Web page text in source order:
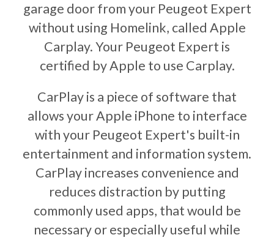
garage door from your Peugeot Expert
without using Homelink, called Apple
Carplay. Your Peugeot Expert is
certified by Apple to use Carplay.
CarPlay is a piece of software that
allows your Apple iPhone to interface
with your Peugeot Expert's built-in
entertainment and information system.
CarPlay increases convenience and
reduces distraction by putting
commonly used apps, that would be
necessary or especially useful while